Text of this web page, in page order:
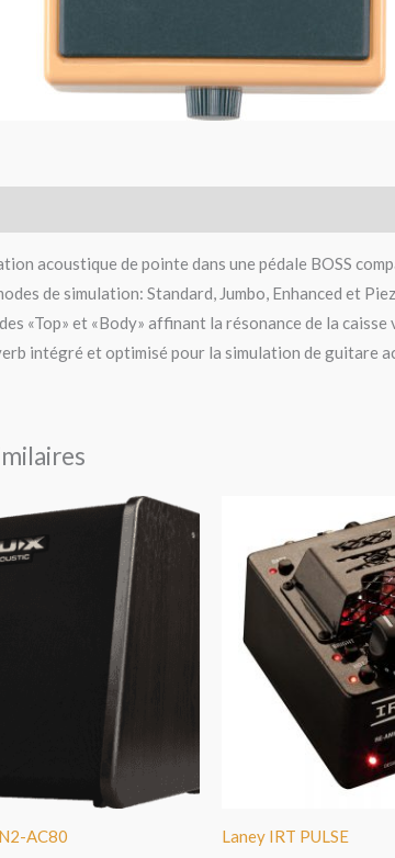
acoustique de pointe dans une pédale BOSS
de simulation: Standard, Jumbo, Enhanced et
«Top» et «Body» affinant la résonance de la
intégré et optimisé pour la simulation de guitare
AC80 Laney IRT PULSE